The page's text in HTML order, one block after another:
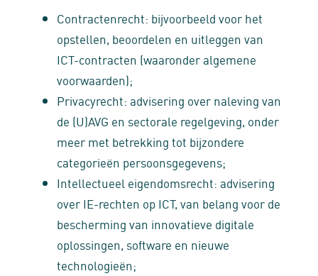
Contractenrecht: bijvoorbeeld voor het
opstellen, beoordelen en uitleggen van
ICT-contracten (waaronder algemene
voorwaarden);
Privacyrecht: advisering over naleving van
de (U)AVG en sectorale regelgeving, onder
meer met betrekking tot bijzondere
categorieën persoonsgegevens;
Intellectueel eigendomsrecht: advisering
over IE-rechten op ICT, van belang voor de
bescherming van innovatieve digitale
oplossingen, software en nieuwe
technologieën;